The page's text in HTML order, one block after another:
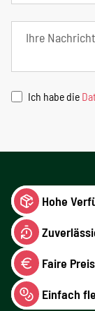
Ich habe die
Hohe
Faire
Einfach